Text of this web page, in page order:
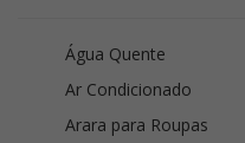
Água Quente
Ar Condicionado
Arara para Roupas